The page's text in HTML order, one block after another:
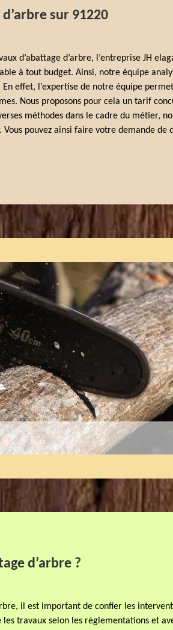
sur 91220
d’abattage d’arbre, l’entreprise JH
à tout budget. Ainsi, notre équipe
effet, l’expertise de notre équipe
Nous proposons pour cela un tarif
méthodes dans le cadre du métier,
pouvez ainsi faire votre demande de
d’arbre ?
il est important de confier les
travaux selon les règlementations et